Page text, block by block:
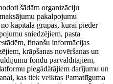
šādām organizāciju
pakalpojumu
kapitāla grupas, kurai pieder
sniedzējiem, pasta
finanšu informācijas
krāpšanas novēršanas un
fondu pārvaldītājiem,
piegādātājiem darījumu un
kas tiek veiktas Pamatlīguma